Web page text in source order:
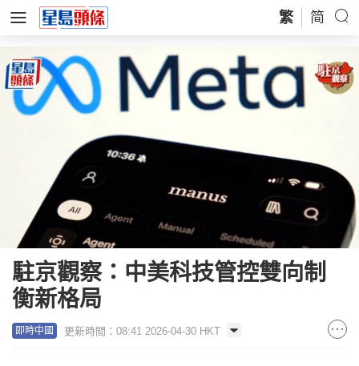
繁 简
駐京觀察：中美科技管控雙向制
衡新格局
即時中國 更新時間：08:41 2026-04-30 HKT